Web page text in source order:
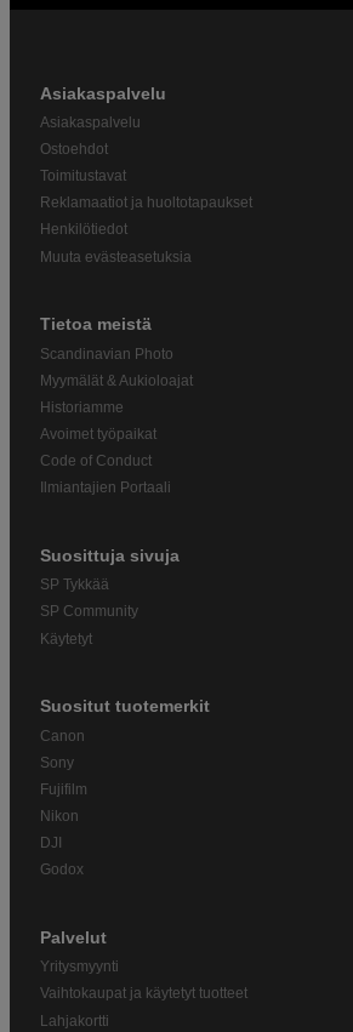
Asiakaspalvelu
Asiakaspalvelu
Ostoehdot
Toimitustavat
Reklamaatiot ja huoltotapaukset
Henkilötiedot
Muuta evästeasetuksia
Tietoa meistä
Scandinavian Photo
Myymälät & Aukioloajat
Historiamme
Avoimet työpaikat
Code of Conduct
Ilmiantajien Portaali
Suosittuja sivuja
SP Tykkää
SP Community
Käytetyt
Suositut tuotemerkit
Canon
Sony
Fujifilm
Nikon
DJI
Godox
Palvelut
Yritysmyynti
Vaihtokaupat ja käytetyt tuotteet
Lahjakortti